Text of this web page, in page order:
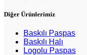
Diğer Ürünlerimiz
Baskılı Paspas
Baskılı Halı
Logolu Paspas